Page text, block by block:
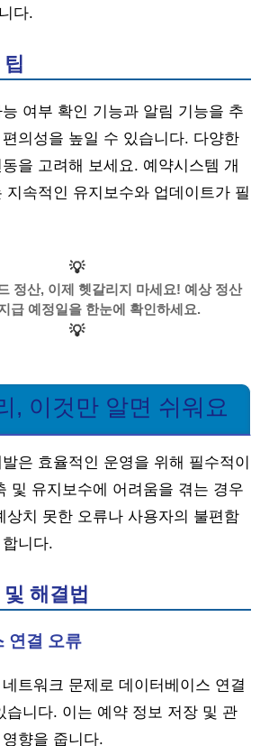
다.
여부 확인 기능과 알림 기능을 추
의성을 높일 수 있습니다. 다양한
을 고려해 보세요. 예약시스템 개
지속적인 유지보수와 업데이트가 필
💡
정산, 이제 헷갈리지 마세요! 예상 정산
급 예정일을 한눈에 확인하세요.
💡
, 이것만 알면 쉬워요
은 효율적인 운영을 위해 필수적이
및 유지보수에 어려움을 겪는 경우
상치 못한 오류나 사용자의 불편함
니다.
해결법
연결 오류
트워크 문제로 데이터베이스 연결
습니다. 이는 예약 정보 저장 및 관
향을 줍니다.